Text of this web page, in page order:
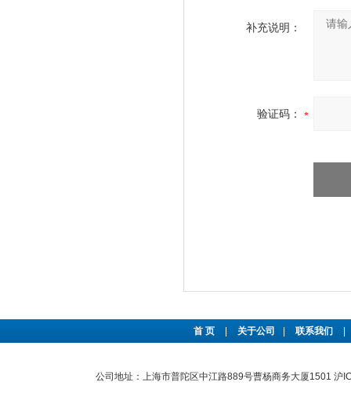
补充说明：
验证码：
首 页 关于公司 联系我们
公司地址：上海市普陀区中江路889号曹杨商务大厦1501 沪